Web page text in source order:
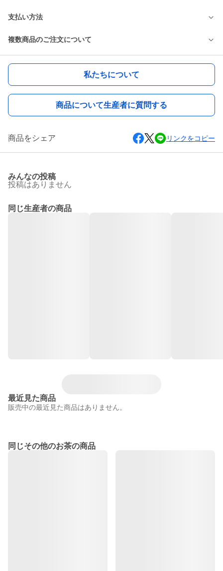
支払い方法
複数商品のご注文について
私たちについて
商品について生産者に質問する
商品をシェア リンクをコピー
みんなの投稿
投稿はありません
同じ生産者の商品
最近見た商品
販売中の最近見た商品はありません。
同じその他のお茶の商品